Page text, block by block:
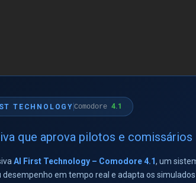
de questões do curso, onde o candidato deverá
randomicamente à cada simulado e o candidato
Branco.
TECHNOLOGY Comodore4.1
que aprova pilotos e comissários
AI First Technology – Comodore 4.1, um
em tempo real e adapta os simulados